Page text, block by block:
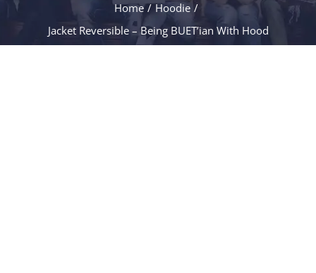
Home
Hoodie
Jacket Reversible – Being BUET’ian With Hood